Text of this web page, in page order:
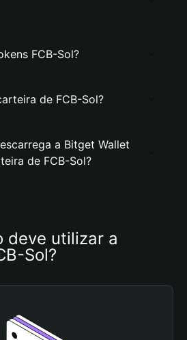
FCB-Sol?
de FCB-Sol?
a Bitget Wallet
de FCB-Sol?
deve utilizar a
Sol?